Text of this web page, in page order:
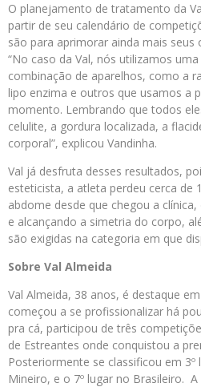
O planejamento de tratamento da
partir de seu calendário de
são para aprimorar ainda mais
“No caso da Val, nós utilizamos
combinação de aparelhos, como a
lipo enzima e outros que usamos a
momento. Lembrando que todos
celulite, a gordura localizada, a
corporal”, explicou Vandinha.
Val já desfruta desses resultados,
esteticista, a atleta perdeu cerca de
abdome desde que chegou a
e alcançando a simetria do corpo,
são exigidas na categoria em que
Sobre Val Almeida
Val Almeida, 38 anos, é destaque
começou a se profissionalizar há
pra cá, participou de três
de Estreantes onde conquistou a
Posteriormente se classificou em
Mineiro, e o 7º lugar no Brasileiro.